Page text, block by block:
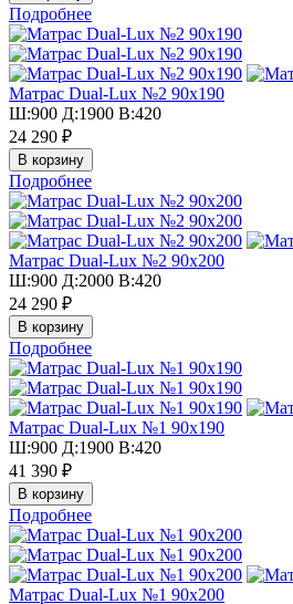
Подробнее
Матрас Dual-Lux №2 90х190
Ш:900 Д:1900 В:420
24 290 ₽
Подробнее
Матрас Dual-Lux №2 90х200
Ш:900 Д:2000 В:420
24 290 ₽
Подробнее
Матрас Dual-Lux №1 90х190
Ш:900 Д:1900 В:420
41 390 ₽
Подробнее
Матрас Dual-Lux №1 90х200